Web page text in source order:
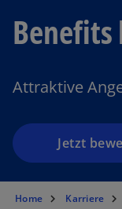
Benefits
Attraktive
Jetzt
Home Karriere